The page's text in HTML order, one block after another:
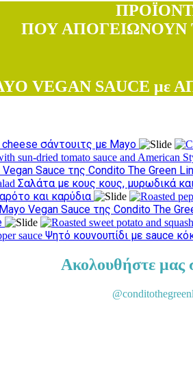
ΠΟΥ ΑΠΟΓΕΙΩΝΟΥΝ
VEGAN SAUCE
σάντουιτς με Mayo
Sauce της Condito The Green
Σαλάτα με κους κους, μυρωδικά
και καρύδια
Vegan Sauce της Condito The
Ψητό κουνουπίδι με sauce
Ακολουθήστε μας